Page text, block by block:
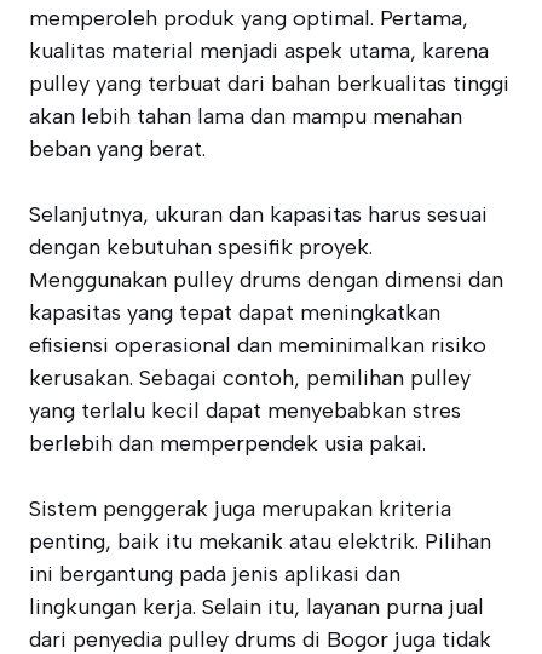
memperoleh produk yang optimal. Pertama,
kualitas material menjadi aspek utama, karena
pulley yang terbuat dari bahan berkualitas tinggi
akan lebih tahan lama dan mampu menahan
beban yang berat.
Selanjutnya, ukuran dan kapasitas harus sesuai
dengan kebutuhan spesifik proyek.
Menggunakan pulley drums dengan dimensi dan
kapasitas yang tepat dapat meningkatkan
efisiensi operasional dan meminimalkan risiko
kerusakan. Sebagai contoh, pemilihan pulley
yang terlalu kecil dapat menyebabkan stres
berlebih dan memperpendek usia pakai.
Sistem penggerak juga merupakan kriteria
penting, baik itu mekanik atau elektrik. Pilihan
ini bergantung pada jenis aplikasi dan
lingkungan kerja. Selain itu, layanan purna jual
dari penyedia pulley drums di Bogor juga tidak